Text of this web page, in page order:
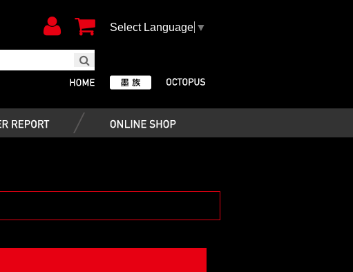
Select Language ▼